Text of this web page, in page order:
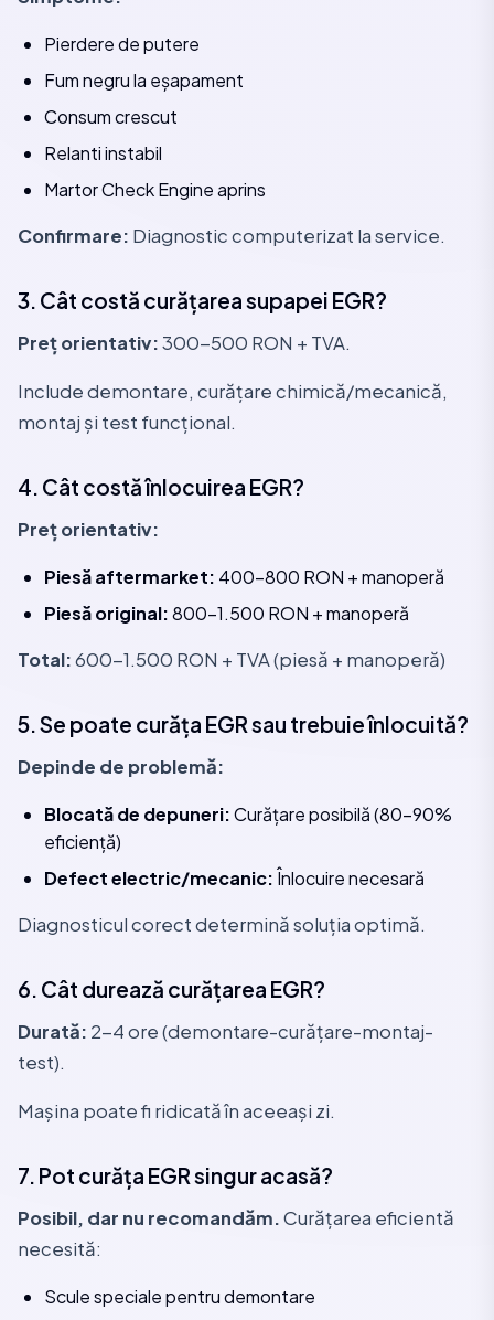
Pierdere de putere
Fum negru la eșapament
Consum crescut
Relanti instabil
Martor Check Engine aprins
Confirmare: Diagnostic computerizat la service.
3. Cât costă curățarea supapei EGR?
Preț orientativ:300-500 RON + TVA.
Include demontare, curățare chimică/mecanică,
montaj și test funcțional.
4. Cât costă înlocuirea EGR?
Preț orientativ:
Piesă aftermarket: 400-800 RON + manoperă
Piesă original:800-1.500 RON + manoperă
Total:600-1.500 RON + TVA (piesă + manoperă)
5. Se poate curăța EGR sau trebuie înlocuită?
Depinde de problemă:
Blocată de depuneri:Curățare posibilă (80-90%
eficiență)
Defect electric/mecanic: Înlocuire necesară
Diagnosticul corect determină soluția optimă.
6. Cât durează curățarea EGR?
Durată: 2-4 ore (demontare-curățare-montaj-
test).
Mașina poate fi ridicată în aceeași zi.
7. Pot curăța EGR singur acasă?
Posibil, dar nu recomandăm.Curățarea eficientă
necesită:
Scule speciale pentru demontare